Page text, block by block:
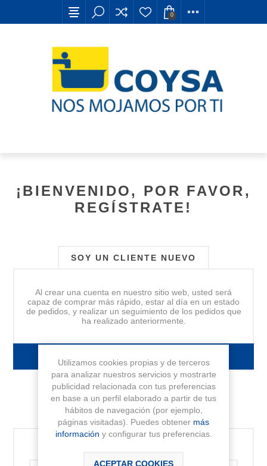
0
¡BIENVENIDO, POR FAVOR,
REGÍSTRATE!
SOY UN CLIENTE NUEVO
Al crear una cuenta en nuestro sitio web, usted será
capaz de comprar más rápido, estar al día en un estado
de pedidos, y realizar un seguimiento de los pedidos que
ha realizado anteriormente.
INICIAR SESIÓN
Utilizamos cookies propias y de terceros
para analizar nuestros servicios y mostrarte
publicidad relacionada con tus preferencias
en base a un perfil elaborado a partir de tus
hábitos de navegación (por ejemplo,
páginas visitadas). Puedes obtener más
información y configurar tus preferencias.
ACEPTAR COOKIES